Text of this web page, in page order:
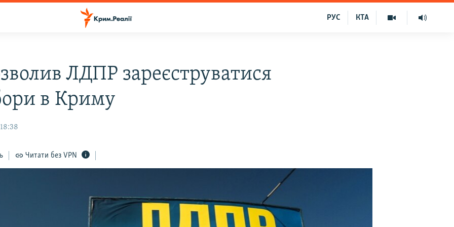
КТА
РУС
ЛДПР зареєструватися
в Криму
Читати без VPN